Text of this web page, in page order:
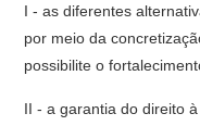
I - as diferentes
por meio da
possibilite o
II - a garantia do direito